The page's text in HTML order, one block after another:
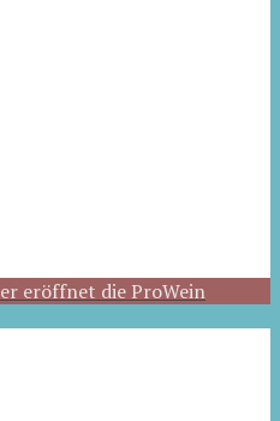
eröffnet die ProWein